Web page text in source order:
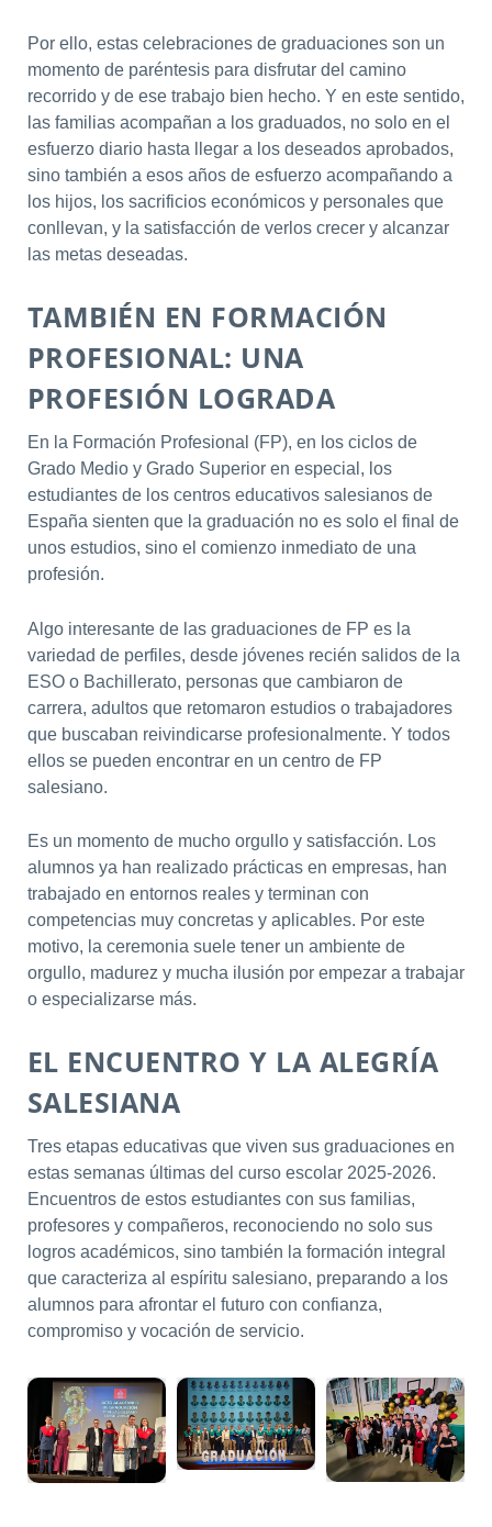
Por ello, estas celebraciones de graduaciones son un
momento de paréntesis para disfrutar del camino
recorrido y de ese trabajo bien hecho. Y en este sentido,
las familias acompañan a los graduados, no solo en el
esfuerzo diario hasta llegar a los deseados aprobados,
sino también a esos años de esfuerzo acompañando a
los hijos, los sacrificios económicos y personales que
conllevan, y la satisfacción de verlos crecer y alcanzar
las metas deseadas.
TAMBIÉN EN FORMACIÓN
PROFESIONAL: UNA
PROFESIÓN LOGRADA
En la Formación Profesional (FP), en los ciclos de
Grado Medio y Grado Superior en especial, los
estudiantes de los centros educativos salesianos de
España sienten que la graduación no es solo el final de
unos estudios, sino el comienzo inmediato de una
profesión.
Algo interesante de las graduaciones de FP es la
variedad de perfiles, desde jóvenes recién salidos de la
ESO o Bachillerato, personas que cambiaron de
carrera, adultos que retomaron estudios o trabajadores
que buscaban reivindicarse profesionalmente. Y todos
ellos se pueden encontrar en un centro de FP
salesiano.
Es un momento de mucho orgullo y satisfacción. Los
alumnos ya han realizado prácticas en empresas, han
trabajado en entornos reales y terminan con
competencias muy concretas y aplicables. Por este
motivo, la ceremonia suele tener un ambiente de
orgullo, madurez y mucha ilusión por empezar a trabajar
o especializarse más.
EL ENCUENTRO Y LA ALEGRÍA
SALESIANA
Tres etapas educativas que viven sus graduaciones en
estas semanas últimas del curso escolar 2025-2026.
Encuentros de estos estudiantes con sus familias,
profesores y compañeros, reconociendo no solo sus
logros académicos, sino también la formación integral
que caracteriza al espíritu salesiano, preparando a los
alumnos para afrontar el futuro con confianza,
compromiso y vocación de servicio.